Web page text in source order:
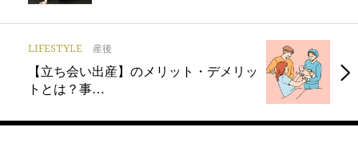
LIFESTYLE 産後
【立ち会い出産】のメリット・デメリッ
トとは？事…